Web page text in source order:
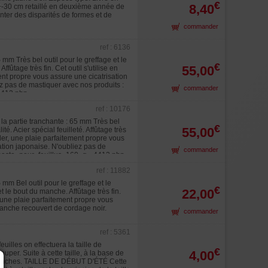
30 cm retaillé en deuxième année de
des disparités de formes et de
8,40€
commander
ref : 6136
Très bel outil pour le greffage et le
très fin. Cet outil s'utilise en
propre vous assure une cicatrisation
de mastiquer avec nos produits :
55,00€
commander
ref : 10176
partie tranchante : 65 mm Très bel
Acier spécial feuilleté. Affûtage très
une plaie parfaitement propre vous
japonaise. N'oubliez pas de
4413.php
55,00€
commander
ref : 11882
Bel outil pour le greffage et le
bout du manche. Affûtage très fin.
plaie parfaitement propre vous
recouvert de cordage noir.
22,00€
commander
ref : 5361
on effectuera la taille de
Suite à cette taille, à la base de
TAILLE DE DÉBUT D'ÉTÉ Cette
4,00€